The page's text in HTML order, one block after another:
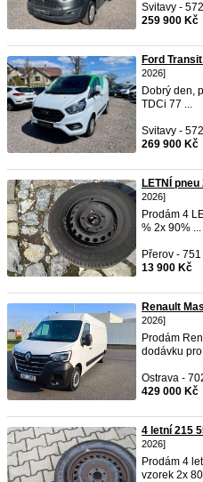
Svitavy -
259 900 Kč
Ford
2026]
Dobrý den,
TDCi 77 ...
Svitavy -
269 900 Kč
LETNÍ
2026]
Prodám 4
% 2x 90% ...
Přerov - 751
13 900 Kč
Renault
2026]
Prodám
dodávku pro
Ostrava -
429 000 Kč
4 letní 215
2026]
Prodám 4
vzorek 2x